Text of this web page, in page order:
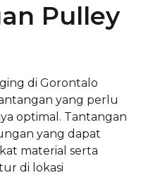
Pulley
di Gorontalo
yang perlu
optimal. Tantangan
yang dapat
material serta
di lokasi